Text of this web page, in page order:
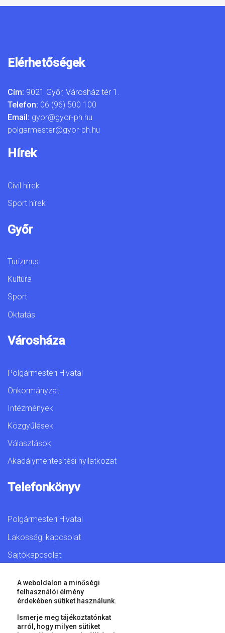
Elérhetőségek
Cím: 9021 Győr, Városház tér 1.
Telefon: 06 (96) 500 100
Email: gyor@gyor-ph.hu
polgarmester@gyor-ph.hu
Hírek
Civil hírek
Sport hírek
Győr
Turizmus
Kultúra
Sport
Oktatás
Városháza
Polgármesteri Hivatal
Önkormányzat
Intézmények
Közgyűlések
Választások
Akadálymentesítési nyilatkozat
Telefonkönyv
Polgármesteri Hivatal
Lakossági kapcsolat
Sajtókapcsolat
© 2026 Győr Megyei Jogú Város • Minden jog fenntartva!
A weboldalon a minőségi
felhasználói élmény
érdekében sütiket használunk.
Ismerje meg tájékoztatónkat
arról, hogy milyen sütiket